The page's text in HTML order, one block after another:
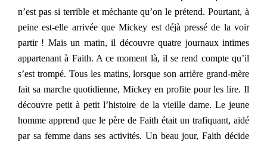
n’est pas si terrible et méchante qu’on le prétend. Pourtant, à
peine est-elle arrivée que Mickey est déjà pressé de la voir
partir ! Mais un matin, il découvre quatre journaux intimes
appartenant à Faith. A ce moment là, il se rend compte qu’il
s’est trompé. Tous les matins, lorsque son arrière grand-mère
fait sa marche quotidienne, Mickey en profite pour les lire. Il
découvre petit à petit l’histoire de la vieille dame. Le jeune
homme apprend que le père de Faith était un trafiquant, aidé
par sa femme dans ses activités. Un beau jour, Faith décide